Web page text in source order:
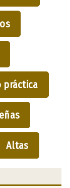
práctica
Altas